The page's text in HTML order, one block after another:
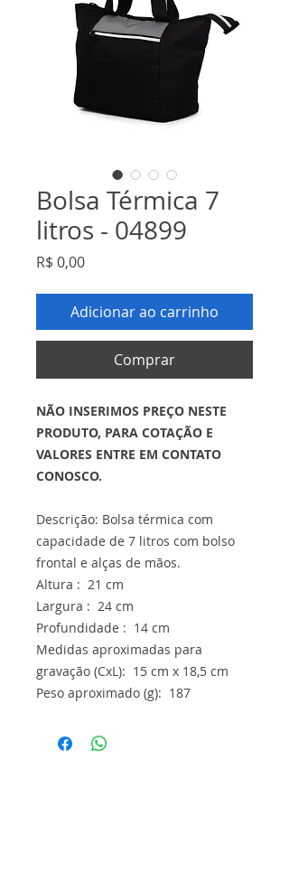
Bolsa Térmica 7
litros - 04899
R$ 0,00Preço
Adicionar ao carrinho
Comprar
NÃO INSERIMOS PREÇO NESTE
PRODUTO, PARA COTAÇÃO E
VALORES ENTRE EM CONTATO
CONOSCO.
Descrição: Bolsa térmica com
capacidade de 7 litros com bolso
frontal e alças de mãos.
Altura : 21 cm
Largura : 24 cm
Profundidade : 14 cm
Medidas aproximadas para
gravação (CxL): 15 cm x 18,5 cm
Peso aproximado (g): 187